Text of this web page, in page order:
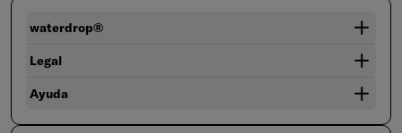
waterdrop®
Legal
Ayuda